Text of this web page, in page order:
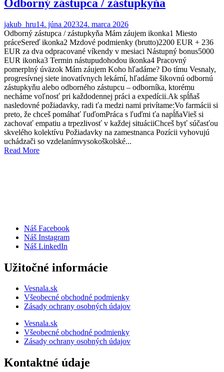
Odborný zástupca / zástupkyňa
jakub_hru14. júna 202324. marca 2026
Odborný zástupca / zástupkyňa Mám záujem ikonka1 Miesto
práceSereď ikonka2 Mzdové podmienky (brutto)2200 EUR + 236
EUR za dva odpracované víkendy v mesiaci Nástupný bonus5000
EUR ikonka3 Termin nástupudohodou ikonka4 Pracovný
pomerplný úväzok Mám záujem Koho hľadáme? Do tímu Vesnaly,
progresívnej siete inovatívnych lekární, hľadáme šikovnú odbornú
zástupkyňu alebo odborného zástupcu – odborníka, ktorému
necháme voľnosť pri každodennej práci a expedícii.Ak spĺňaš
nasledovné požiadavky, radi ťa medzi nami privítame:Vo farmácii si
preto, že chceš pomáhať ľuďomPráca s ľuďmi ťa napĺňaVieš si
zachovať empatiu a trpezlivosť v každej situáciiChceš byť súčasťou
skvelého kolektívu Požiadavky na zamestnanca Pozícii vyhovujú
uchádzači so vzdelanímvysokoškolské...
Read More
Náš Facebook
Náš Instagram
Náš LinkedIn
Užitočné informácie
Vesnala.sk
Všeobecné obchodné podmienky
Zásady ochrany osobných údajov
Vesnala.sk
Všeobecné obchodné podmienky
Zásady ochrany osobných údajov
Kontaktné údaje